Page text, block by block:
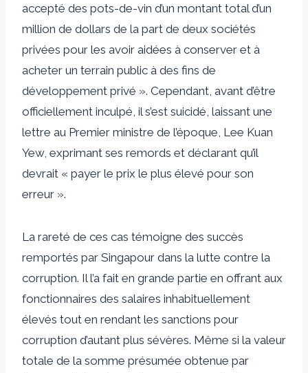
accepté des pots-de-vin d’un montant total d’un
million de dollars de la part de deux sociétés
privées pour les avoir aidées à conserver et à
acheter un terrain public à des fins de
développement privé ». Cependant, avant d’être
officiellement inculpé, il s’est suicidé, laissant une
lettre au Premier ministre de l’époque, Lee Kuan
Yew, exprimant ses remords et déclarant qu’il
devrait « payer le prix le plus élevé pour son
erreur ».
La rareté de ces cas témoigne des succès
remportés par Singapour dans la lutte contre la
corruption. Il l’a fait en grande partie en offrant aux
fonctionnaires des salaires inhabituellement
élevés tout en rendant les sanctions pour
corruption d’autant plus sévères. Même si la valeur
totale de la somme présumée obtenue par